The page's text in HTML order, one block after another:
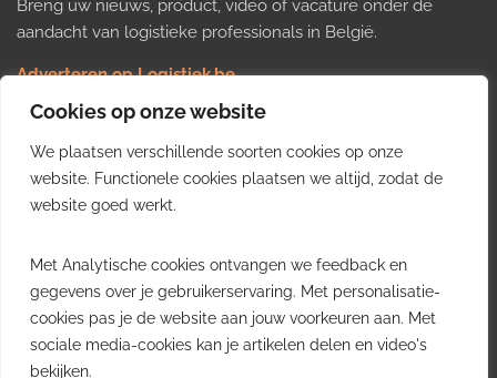
Cookies op onze website
We plaatsen verschillende soorten cookies op onze
website. Functionele cookies plaatsen we altijd, zodat de
website goed werkt.
Met Analytische cookies ontvangen we feedback en
gegevens over je gebruikerservaring. Met personalisatie-
cookies pas je de website aan jouw voorkeuren aan. Met
sociale media-cookies kan je artikelen delen en video's
bekijken.
Breng uw nieuws, product, video of vacature onder de
aandacht van logistieke professionals in België.
Adverteren op Logistiek.be
Nieuws insturen
Uw video op Logistiek.TV
Job plaatsen
Gratis wekelijkse update
inzichten uit de Belgische logistieke sector in uw inbox.
Ontvang je gratis
wekelijkse update